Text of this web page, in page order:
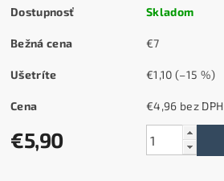
Dostupnosť Skladom
Bežná cena €7
Ušetríte €1,10(–15 %)
Cena €4,96 bez DPH
€5,90